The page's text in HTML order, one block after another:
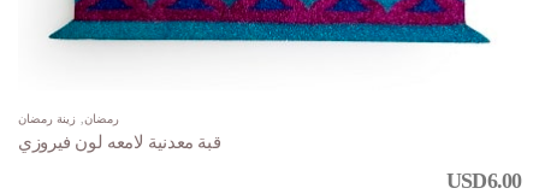
رمضان زينة رمضان
قبة معدنية لامعه لون فيروزي
USD6.00